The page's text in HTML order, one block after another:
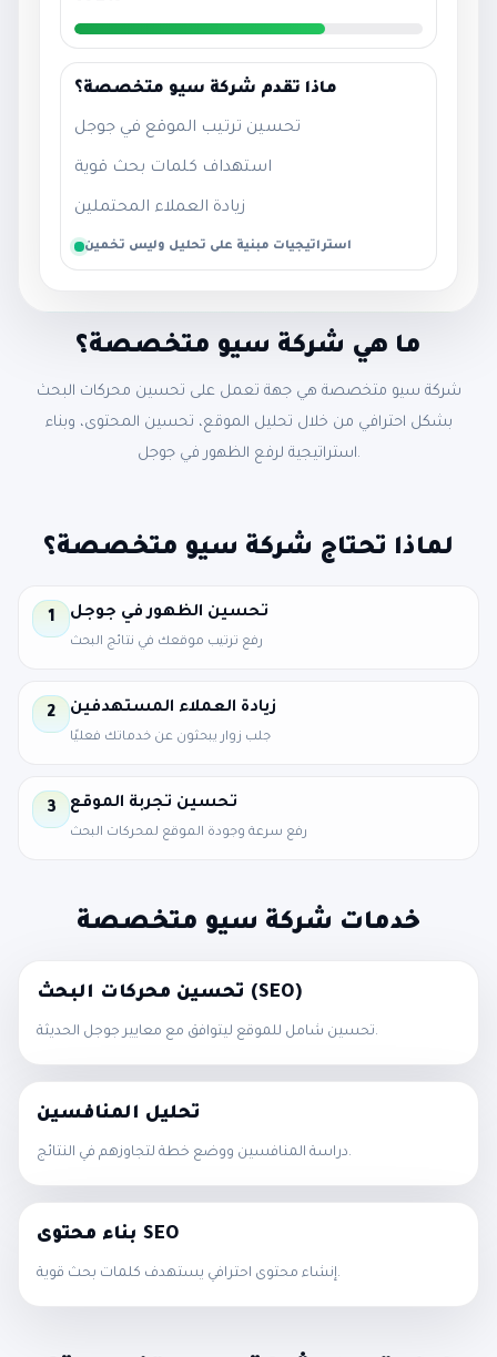
ماذا تقدم شركة سيو متخصصة؟
تحسين ترتيب الموقع في جوجل
استهداف كلمات بحث قوية
زيادة العملاء المحتملين
استراتيجيات مبنية على تحليل وليس تخمين
ما هي شركة سيو متخصصة؟
شركة سيو متخصصة هي جهة تعمل على تحسين محركات البحث
بشكل احترافي من خلال تحليل الموقع، تحسين المحتوى، وبناء
استراتيجية لرفع الظهور في جوجل.
لماذا تحتاج شركة سيو متخصصة؟
1 تحسين الظهور في جوجل
رفع ترتيب موقعك في نتائج البحث
2 زيادة العملاء المستهدفين
جلب زوار يبحثون عن خدماتك فعليًا
3 تحسين تجربة الموقع
رفع سرعة وجودة الموقع لمحركات البحث
خدمات شركة سيو متخصصة
تحسين محركات البحث (SEO)
تحسين شامل للموقع ليتوافق مع معايير جوجل الحديثة.
تحليل المنافسين
دراسة المنافسين ووضع خطة لتجاوزهم في النتائج.
بناء محتوى SEO
إنشاء محتوى احترافي يستهدف كلمات بحث قوية.